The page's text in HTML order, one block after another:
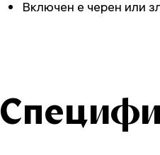
Включен е черен или